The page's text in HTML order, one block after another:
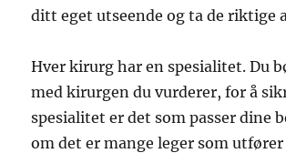
ditt eget utseende og ta de riktige
Hver kirurg har en spesialitet. Du
med kirurgen du vurderer, for å
spesialitet er det som passer dine
om det er mange leger som